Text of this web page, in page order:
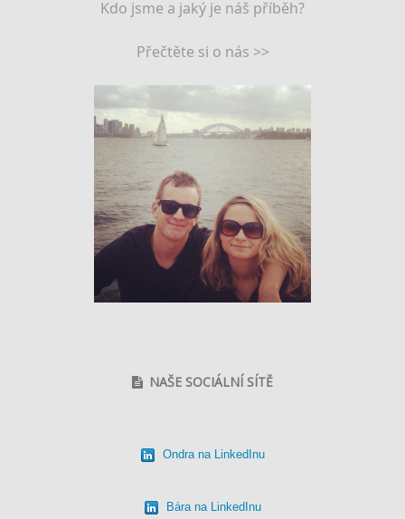
Kdo jsme a jaký je náš příběh?
Přečtěte si o nás >>
NAŠE SOCIÁLNÍ SÍTĚ
Ondra na LinkedInu
Bára na LinkedInu